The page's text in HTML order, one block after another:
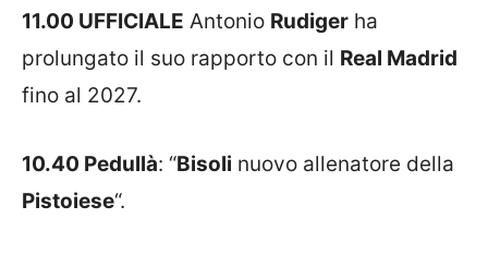
11.00 UFFICIALE Antonio Rudiger ha
prolungato il suo rapporto con il Real Madrid
fino al 2027.
10.40 Pedullà: “Bisoli nuovo allenatore della
Pistoiese“.